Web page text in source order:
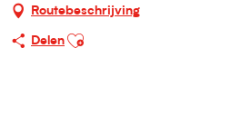
Routebeschrijving
Delen
Ajouter aux favoris